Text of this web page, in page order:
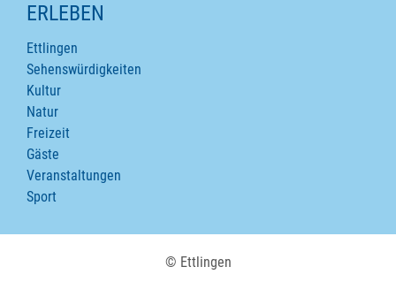
ERLEBEN
Ettlingen
Sehenswürdigkeiten
Kultur
Natur
Freizeit
Gäste
Veranstaltungen
Sport
© Ettlingen